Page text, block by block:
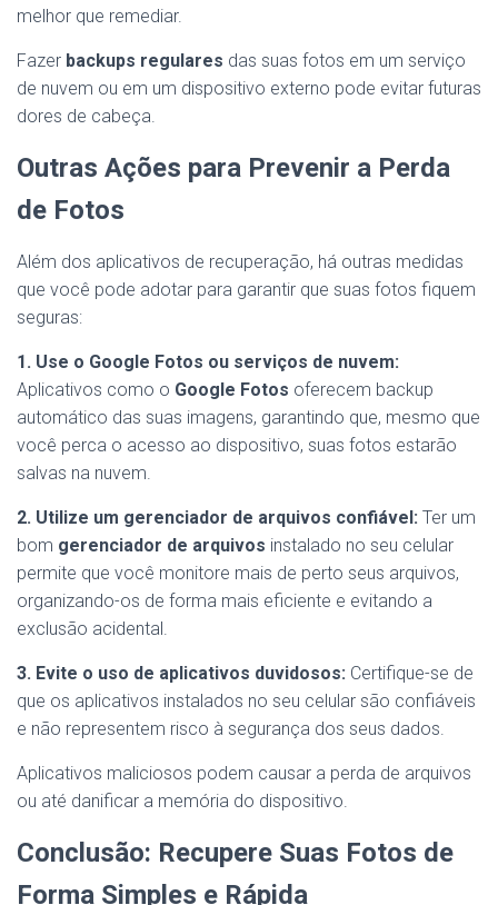
melhor que remediar.
Fazer backups regulares das suas fotos em um serviço
de nuvem ou em um dispositivo externo pode evitar futuras
dores de cabeça.
Outras Ações para Prevenir a Perda
de Fotos
Além dos aplicativos de recuperação, há outras medidas
que você pode adotar para garantir que suas fotos fiquem
seguras:
1. Use o Google Fotos ou serviços de nuvem:
Aplicativos como o Google Fotos oferecem backup
automático das suas imagens, garantindo que, mesmo que
você perca o acesso ao dispositivo, suas fotos estarão
salvas na nuvem.
2. Utilize um gerenciador de arquivos confiável: Ter um
bom gerenciador de arquivos instalado no seu celular
permite que você monitore mais de perto seus arquivos,
organizando-os de forma mais eficiente e evitando a
exclusão acidental.
3. Evite o uso de aplicativos duvidosos: Certifique-se de
que os aplicativos instalados no seu celular são confiáveis
e não representem risco à segurança dos seus dados.
Aplicativos maliciosos podem causar a perda de arquivos
ou até danificar a memória do dispositivo.
Conclusão: Recupere Suas Fotos de
Forma Simples e Rápida